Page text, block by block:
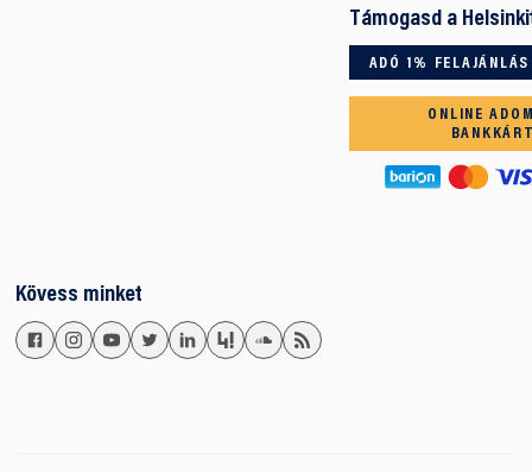
Támogasd a
ADÓ 1% FELAJÁNLÁS
ONLINE
Kövess minket